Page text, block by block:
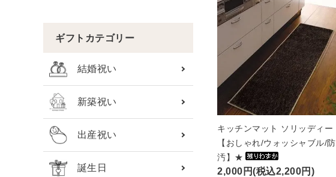
ギフトカテゴリー
結婚祝い
新築祝い
出産祝い
誕生日
キッチンマット ソリッディー
【おしゃれ/ウォッシャブル/防
汚】★
2,000円(税込2,200円)